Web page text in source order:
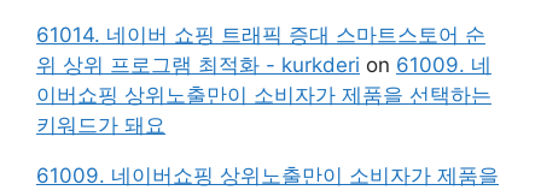
61014. 네이버 쇼핑 트래픽 증대 스마트스토어 순
위 상위 프로그램 최적화 - kurkderi on 61009. 네
이버쇼핑 상위노출만이 소비자가 제품을 선택하는
키워드가 돼요
61009. 네이버쇼핑 상위노출만이 소비자가 제품을